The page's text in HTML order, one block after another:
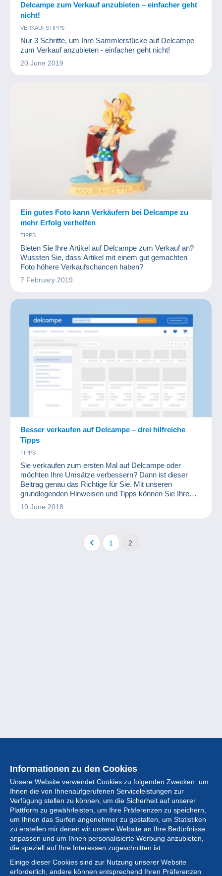
Delcampe zum Verkauf anzubieten – einfacher geht
nicht!
VERKAUFSTIPPS
Nur 3 Schritte, um Ihre Sammlerstücke auf Delcampe
zum Verkauf anzubieten - einfacher geht nicht!
20 June 2019
Ein gutes Foto kann Verkäufern bei Delcampe zu
mehr Erfolg verhelfen
TIPPS
Bieten Sie Ihre Artikel auf Delcampe zum Verkauf an?
Wussten Sie, dass Artikel mit einem gut gemachten
Foto höhere Verkaufschancen haben?
7 February 2019
Besser verkaufen auf Delcampe – drei hilfreiche
Tipps
TIPPS
Sie verkaufen zum ersten Mal auf Delcampe oder
möchten Ihre Umsätze verbessern? Dann ist dieser
Beitrag genau das Richtige für Sie. Mit unseren
grundlegenden Hinweisen und Tipps können Sie Ihre
Sammlerstücke noch besser auf Delcampe
19 June 2018
1 2
Informationen zu den Cookies
Unsere Website verwendet Cookies zu folgenden Zwecken: um
Ihnen die von Ihnenaufgerufenen Serviceleistungen zur
Verfügung stellen zu können, um die Sicherheit auf unserer
Plattform zu gewährleisten, um Ihre Präferenzen zu speichern,
um Ihnen das Surfen angenehmer zu gestalten, um Statistiken
zu erstellen mir denen wir unsere Website an Ihre Bedürfnisse
anpassen und um Ihnen personalisierte Werbung anzubieten,
die speziell auf Ihre Interessen zugeschnitten ist.
Einige dieser Cookies sind zur Nutzung unserer Website
erforderlich, andere können entsprechend Ihren Präferenzen
Sammlung
Neuigkeiten